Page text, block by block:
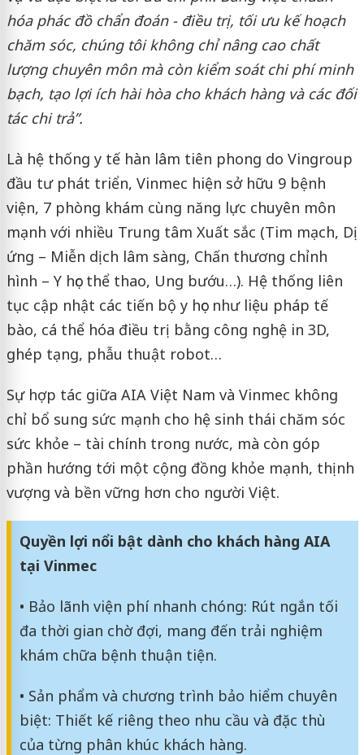
hóa phác đồ chẩn đoán - điều trị, tối ưu kế hoạch
chăm sóc, chúng tôi không chỉ nâng cao chất
lượng chuyên môn mà còn kiểm soát chi phí minh
bạch, tạo lợi ích hài hòa cho khách hàng và các đối
tác chi trả”.
Là hệ thống y tế hàn lâm tiên phong do Vingroup
đầu tư phát triển, Vinmec hiện sở hữu 9 bệnh
viện, 7 phòng khám cùng năng lực chuyên môn
mạnh với nhiều Trung tâm Xuất sắc (Tim mạch, Dị
ứng – Miễn dịch lâm sàng, Chấn thương chỉnh
hình – Y học thể thao, Ung bướu…). Hệ thống liên
tục cập nhật các tiến bộ y học như liệu pháp tế
bào, cá thể hóa điều trị bằng công nghệ in 3D,
ghép tạng, phẫu thuật robot…
Sự hợp tác giữa AIA Việt Nam và Vinmec không
chỉ bổ sung sức mạnh cho hệ sinh thái chăm sóc
sức khỏe – tài chính trong nước, mà còn góp
phần hướng tới một cộng đồng khỏe mạnh, thịnh
vượng và bền vững hơn cho người Việt.
Quyền lợi nổi bật dành cho khách hàng AIA
tại Vinmec
• Bảo lãnh viện phí nhanh chóng: Rút ngắn tối
đa thời gian chờ đợi, mang đến trải nghiệm
khám chữa bệnh thuận tiện.
• Sản phẩm và chương trình bảo hiểm chuyên
biệt: Thiết kế riêng theo nhu cầu và đặc thù
của từng phân khúc khách hàng.